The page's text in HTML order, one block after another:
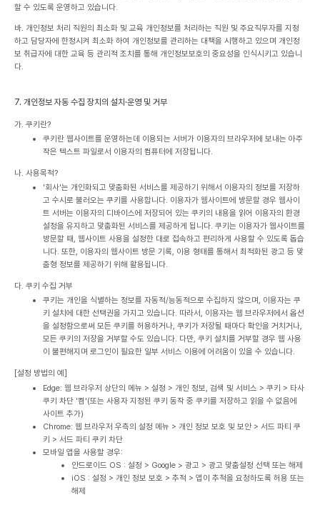
할 수 있도록 운영하고 있습니다.
바. 개인정보 처리 직원의 최소화 및 교육 개인정보를 처리하는 직원 및 주요직무자를 지정
하고 담당자에 한정시켜 최소화 하여 개인정보를 관리하는 대책을 시행하고 있으며 개인정
보 취급자에 대한 교육 등 관리적 조치를 통해 개인정보보호의 중요성을 인식시키고 있습니
다.
7. 개인정보 자동 수집 장치의 설치·운영 및 거부
가. 쿠키란?
쿠키란 웹사이트를 운영하는데 이용되는 서버가 이용자의 브라우저에 보내는 아주
작은 텍스트 파일로서 이용자의 컴퓨터에 저장됩니다.
나. 사용목적?
'회사'는 개인화되고 맞춤화된 서비스를 제공하기 위해서 이용자의 정보를 저장하
고 수시로 불러오는 쿠키를 사용합니다. 이용자가 웹사이트에 방문할 경우 웹사이
트 서버는 이용자의 디바이스에 저장되어 있는 쿠키의 내용을 읽어 이용자의 환경
설정을 유지하고 맞춤화된 서비스를 제공하게 됩니다. 쿠키는 이용자가 웹사이트를
방문할 때, 웹사이트 사용을 설정한 대로 접속하고 편리하게 사용할 수 있도록 돕습
니다. 또한, 이용자의 웹사이트 방문 기록, 이용 형태를 통해서 최적화된 광고 등 맞
춤형 정보를 제공하기 위해 활용됩니다.
다. 쿠키 수집 거부
쿠키는 개인을 식별하는 정보를 자동적/능동적으로 수집하지 않으며, 이용자는 쿠
키 설치에 대한 선택권을 가지고 있습니다. 따라서, 이용자는 웹 브라우저에서 옵션
을 설정함으로써 모든 쿠키를 허용하거나, 쿠키가 저장될 때마다 확인을 거치거나,
모든 쿠키의 저장을 거부할 수도 있습니다. 다만, 쿠키 설치를 거부할 경우 웹 사용
이 불편해지며 로그인이 필요한 일부 서비스 이용에 어려움이 있을 수 있습니다.
[설정 방법의 예]
Edge: 웹 브라우저 상단의 메뉴 > 설정 > 개인 정보, 검색 및 서비스 > 쿠키 > 타사
쿠키 차단 '켬'(또는 사용자 지정된 쿠키 동작 중 쿠키를 저장하고 읽을 수 없음에
사이트 추가)
Chrome: 웹 브라우저 우측의 설정 메뉴 > 개인 정보 보호 및 보안 > 서드 파티 쿠
키 > 서드 파티 쿠키 차단
모바일 앱을 사용할 경우:
안드로이드 OS : 설정 > Google > 광고 > 광고 맞춤설정 선택 또는 해제
iOS : 설정 > 개인 정보 보호 > 추적 > 앱이 추척을 요청하도록 허용 또는
해제